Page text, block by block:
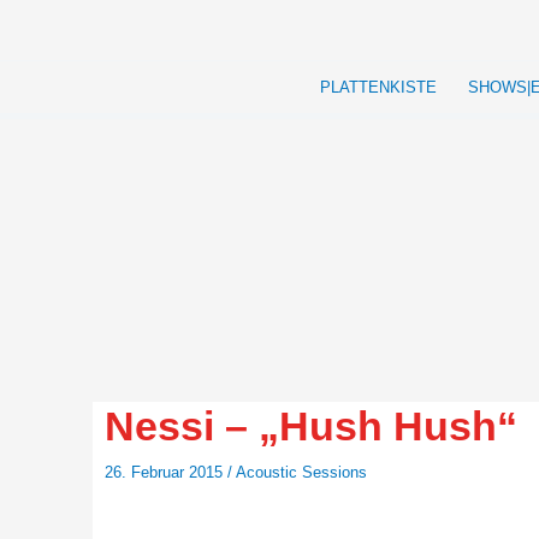
PLATTENKISTE
Nessi – „Hush Hush“
26. Februar 2015 / Acoustic Sessions